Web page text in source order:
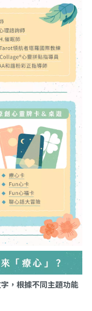
，根據不同主題功能